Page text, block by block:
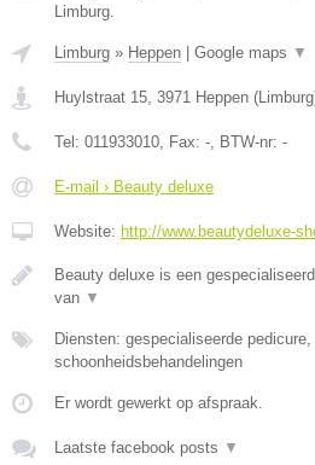
Limburg.
Limburg » Heppen Google maps ▼
Huylstraat 15, 3971 Heppen (Limburg
Tel: 011933010, Fax: -, BTW-nr: -
E-mail › Beauty deluxe
Website: http://www.beautydeluxe-
Beauty deluxe is een
van ▼
Diensten: gespecialiseerde
schoonheidsbehandelingen
Er wordt gewerkt op afspraak.
Laatste facebook posts ▼